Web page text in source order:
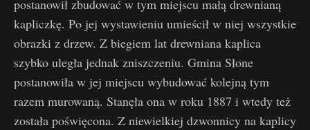
postanowił zbudować w tym miejscu małą drewnianą
kapliczkę. Po jej wystawieniu umieścił w niej wszystkie
obrazki z drzew. Z biegiem lat drewniana kaplica
szybko uległa jednak zniszczeniu. Gmina Słone
postanowiła w jej miejscu wybudować kolejną tym
razem murowaną. Stanęła ona w roku 1887 i wtedy też
została poświęcona. Z niewielkiej dzwonnicy na kaplicy